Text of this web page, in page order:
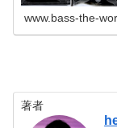
www.bass-the-
著者